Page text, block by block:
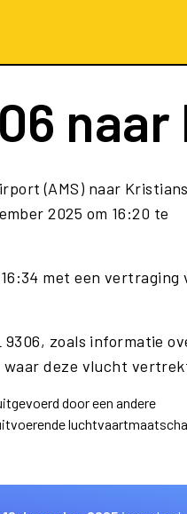
(AMS) naar
2025 om 16:20 te
met een vertraging
zoals informatie
deze vlucht
door een andere